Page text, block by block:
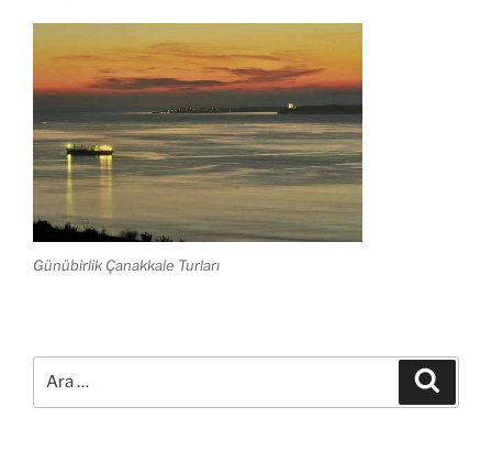
Günübirlik Çanakkale Turları